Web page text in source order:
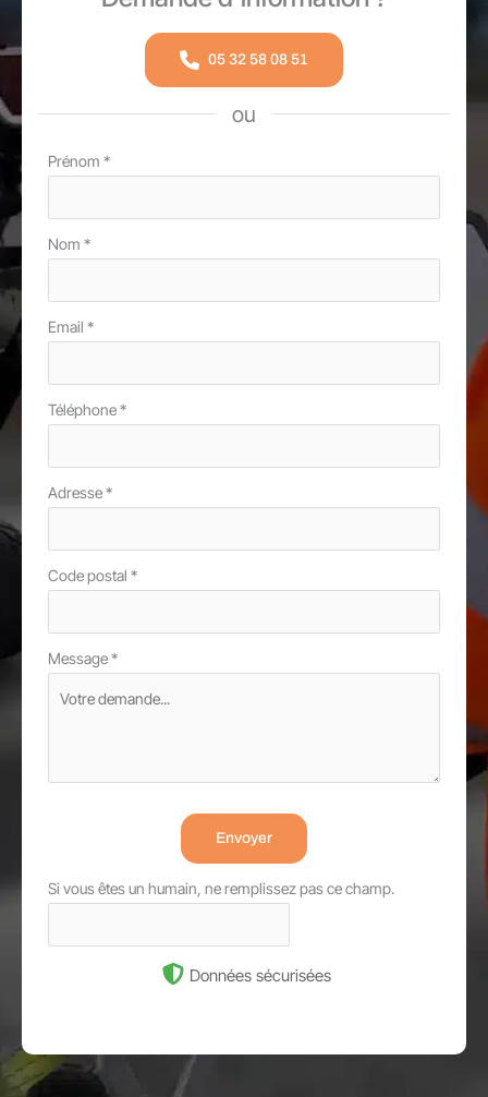
05 32 58 08 51
ou
Formulaire
avec
téléphone
Prénom *
Nom *
Email *
Téléphone*
Adresse*
Code postal *
Message*
Envoyer
Si vous êtes un humain, ne remplissez pas ce champ.
Données sécurisées